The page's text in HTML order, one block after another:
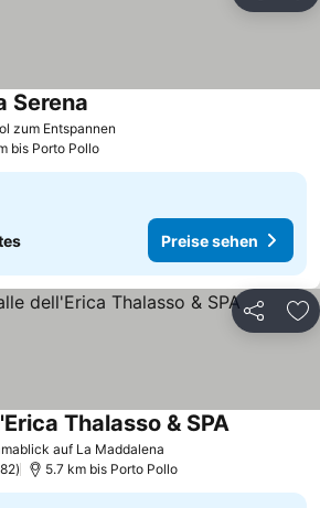
zum Entspannen
Serena
bis Porto Pollo
Preise sehen
Teilen
auf La Maddalena
Thalasso & SPA
5.7 km bis Porto Pollo